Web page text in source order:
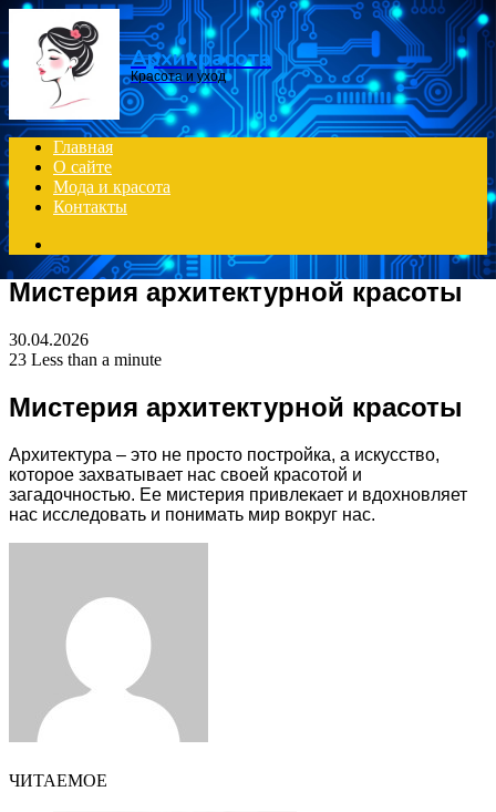
Архикрасота
Красота и уход
Главная
О сайте
Мода и красота
Контакты
for
Мистерия архитектурной красоты
30.04.2026
23 Less than a minute
Мистерия архитектурной красоты
Архитектура – это не просто постройка, а искусство,
которое захватывает нас своей красотой и
загадочностью. Ее мистерия привлекает и вдохновляет
нас исследовать и понимать мир вокруг нас.
ЧИТАЕМОЕ